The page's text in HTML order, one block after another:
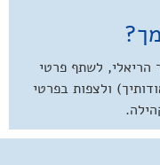
הריאלי, לשתף פרטי
ולצפות בפרטי